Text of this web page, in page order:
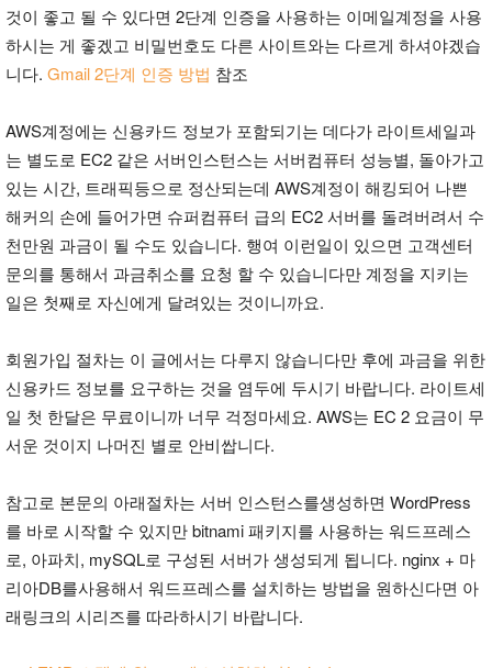
것이 좋고 될 수 있다면 2단계 인증을 사용하는 이메일계정을 사용
하시는 게 좋겠고 비밀번호도 다른 사이트와는 다르게 하셔야겠습
니다. Gmail 2단계 인증 방법 참조
AWS계정에는 신용카드 정보가 포함되기는 데다가 라이트세일과
는 별도로 EC2 같은 서버인스턴스는 서버컴퓨터 성능별, 돌아가고
있는 시간, 트래픽등으로 정산되는데 AWS계정이 해킹되어 나쁜
해커의 손에 들어가면 슈퍼컴퓨터 급의 EC2 서버를 돌려버려서 수
천만원 과금이 될 수도 있습니다. 행여 이런일이 있으면 고객센터
문의를 통해서 과금취소를 요청 할 수 있습니다만 계정을 지키는
일은 첫째로 자신에게 달려있는 것이니까요.
회원가입 절차는 이 글에서는 다루지 않습니다만 후에 과금을 위한
신용카드 정보를 요구하는 것을 염두에 두시기 바랍니다. 라이트세
일 첫 한달은 무료이니까 너무 걱정마세요. AWS는 EC 2 요금이 무
서운 것이지 나머진 별로 안비쌉니다.
참고로 본문의 아래절차는 서버 인스턴스를생성하면 WordPress
를 바로 시작할 수 있지만 bitnami 패키지를 사용하는 워드프레스
로, 아파치, mySQL로 구성된 서버가 생성되게 됩니다. nginx + 마
리아DB를사용해서 워드프레스를 설치하는 방법을 원하신다면 아
래링크의 시리즈를 따라하시기 바랍니다.